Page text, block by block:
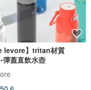
levore】tritan材質
彈蓋直飲水壺